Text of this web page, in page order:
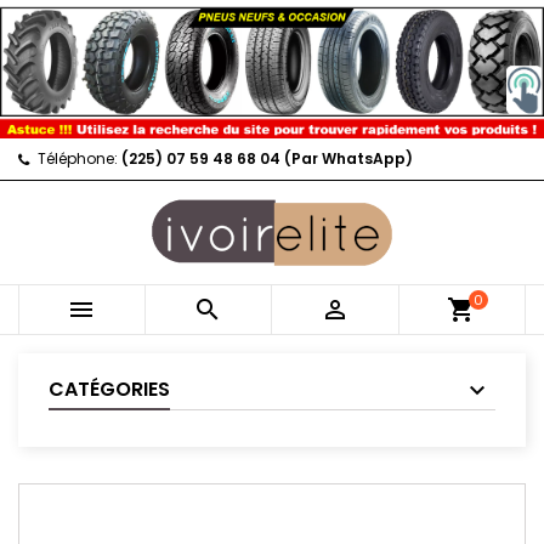
Téléphone: (225) 07 59 48 68 04 (Par WhatsApp)
   shopping_cart0
CATÉGORIES